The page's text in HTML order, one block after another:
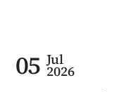
05 Jul
2026